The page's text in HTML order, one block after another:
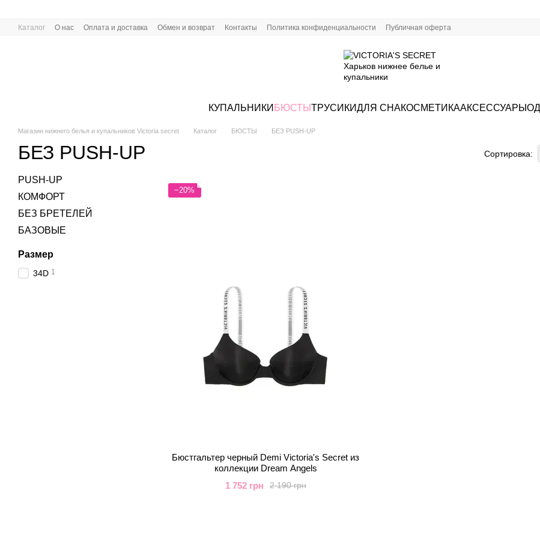
Каталог О нас Оплата и доставка Обмен и возврат Контакты Политика конфиденциальности Публичная оферта
КУПАЛЬНИКИ БЮСТЫ ТРУСИКИДЛЯ СНАКОСМЕТИКААКСЕССУАРЫ
Магазин нижнего белья и купальников Victoria secret Каталог БЮСТЫ БЕЗ PUSH-UP
БЕЗ PUSH-UP Сортировка:
−20%
Бюстгальтер черный Demi Victoria's Secret из
коллекции Dream Angels
2 190 грн
1 752 грн
PUSH-UP
КОМФОРТ
БЕЗ БРЕТЕЛЕЙ
БАЗОВЫЕ
Размер
34D 1